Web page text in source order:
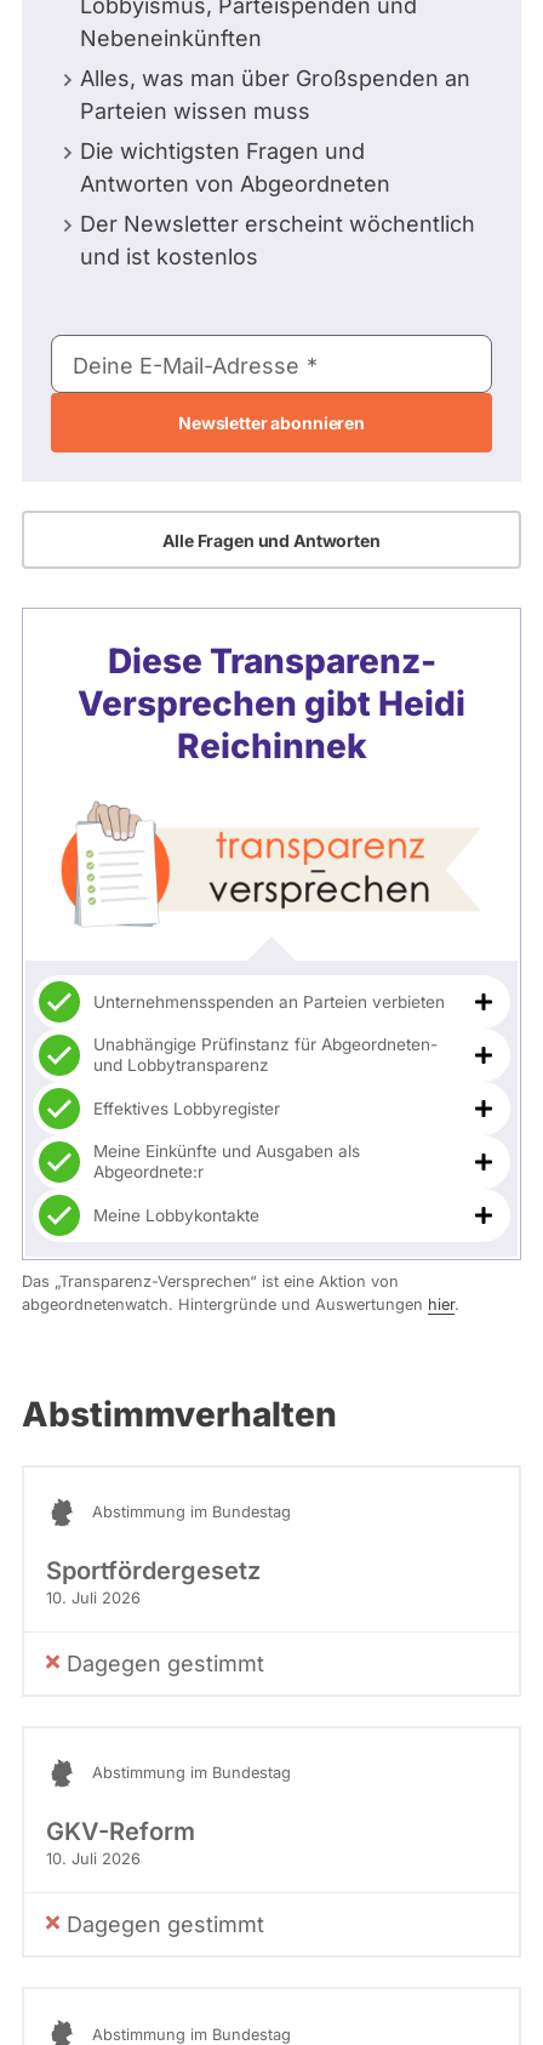
Lobbyismus, Parteispenden und
Nebeneinkünften
Alles, was man über Großspenden an
Parteien wissen muss
Die wichtigsten Fragen und
Antworten von Abgeordneten
Der Newsletter erscheint wöchentlich
und ist kostenlos
E-
Mail-
Deine E-Mail-Adresse
Alle Fragen und Antworten
Diese Transparenz-
Versprechen gibt Heidi
Reichinnek
Unternehmensspenden an Parteien verbieten
Unabhängige Prüfinstanz für Abgeordneten-
und Lobbytransparenz
Effektives Lobbyregister
Meine Einkünfte und Ausgaben als
Abgeordnete:r
Meine Lobbykontakte
Das „Transparenz-Versprechen“ ist eine Aktion von
abgeordnetenwatch. Hintergründe und Auswertungen hier.
Abstimmverhalten
Abstimmung im Bundestag
Sportfördergesetz
10. Juli 2026
Dagegen gestimmt
Abstimmung im Bundestag
GKV-Reform
10. Juli 2026
Dagegen gestimmt
Abstimmung im Bundestag